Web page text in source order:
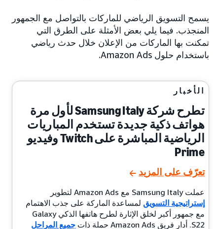
يسمح التسويق الرياضي للماركات بالتواصل مع الجمهور
المنجذب. فيما يلي بعض الأمثلة على الطرق التي
تمكنت بها الماركات من الإعلان خلال حدث رياضي
باستخدام حلول Amazon Ads.
الأخبار
تطرح شركة Samsung Italy لأول مرة
هواتف ذكية جديدة تستخدم المباريات
الرياضية المباشرة على Twitch وفيديو
Prime
تعرّف على المزيد
عملت Samsung Italy مع Amazon Ads لتطوير
إستراتيجية التسويق لمساعدة الماركة على جذب الاهتمام
مع جمهور أكبر لخلق الإثارة لطرح هاتفها الذكي Galaxy
S22. أدار فريق Amazon Ads حملة ذات
جميع المراحل